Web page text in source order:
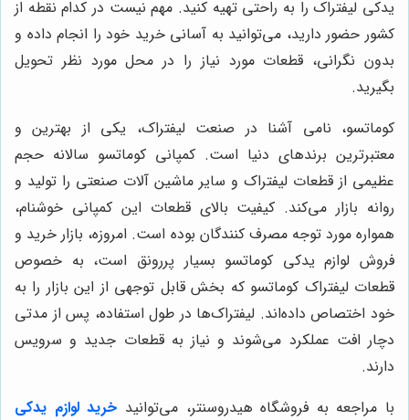
یدکی لیفتراک را به راحتی تهیه کنید. مهم نیست در کدام نقطه از
کشور حضور دارید، می‌توانید به آسانی خرید خود را انجام داده و
بدون نگرانی، قطعات مورد نیاز را در محل مورد نظر تحویل
بگیرید.
کوماتسو، نامی آشنا در صنعت لیفتراک، یکی از بهترین و
معتبرترین برندهای دنیا است. کمپانی کوماتسو سالانه حجم
عظیمی از قطعات لیفتراک و سایر ماشین آلات صنعتی را تولید و
روانه بازار می‌کند. کیفیت بالای قطعات این کمپانی خوشنام،
همواره مورد توجه مصرف کنندگان بوده است. امروزه، بازار خرید و
فروش لوازم یدکی کوماتسو بسیار پررونق است، به خصوص
قطعات لیفتراک کوماتسو که بخش قابل توجهی از این بازار را به
خود اختصاص داده‌اند. لیفتراک‌ها در طول استفاده، پس از مدتی
دچار افت عملکرد می‌شوند و نیاز به قطعات جدید و سرویس
دارند.
با مراجعه به فروشگاه هیدروسنتر، می‌توانید خرید لوازم یدکی